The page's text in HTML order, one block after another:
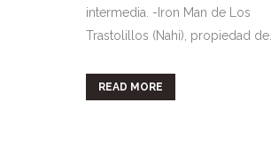
intermedia. -Iron Man de Los
Trastolillos (Nahi), propiedad de...
READ MORE